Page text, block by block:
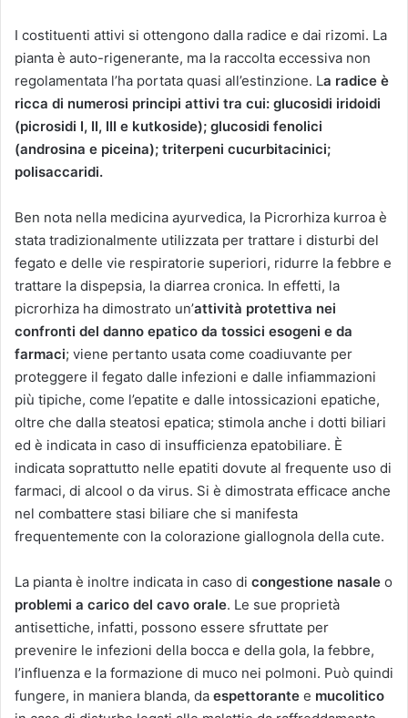
I costituenti attivi si ottengono dalla radice e dai rizomi. La
pianta è auto-rigenerante, ma la raccolta eccessiva non
regolamentata l’ha portata quasi all’estinzione. La radice è
ricca di numerosi principi attivi tra cui: glucosidi iridoidi
(picrosidi I, II, III e kutkoside); glucosidi fenolici
(androsina e piceina); triterpeni cucurbitacinici;
polisaccaridi.
Ben nota nella medicina ayurvedica, la Picrorhiza kurroa è
stata tradizionalmente utilizzata per trattare i disturbi del
fegato e delle vie respiratorie superiori, ridurre la febbre e
trattare la dispepsia, la diarrea cronica. In effetti, la
picrorhiza ha dimostrato un’attività protettiva nei
confronti del danno epatico da tossici esogeni e da
farmaci; viene pertanto usata come coadiuvante per
proteggere il fegato dalle infezioni e dalle infiammazioni
più tipiche, come l’epatite e dalle intossicazioni epatiche,
oltre che dalla steatosi epatica; stimola anche i dotti biliari
ed è indicata in caso di insufficienza epatobiliare. È
indicata soprattutto nelle epatiti dovute al frequente uso di
farmaci, di alcool o da virus. Si è dimostrata efficace anche
nel combattere stasi biliare che si manifesta
frequentemente con la colorazione giallognola della cute.
La pianta è inoltre indicata in caso di congestione nasale o
problemi a carico del cavo orale. Le sue proprietà
antisettiche, infatti, possono essere sfruttate per
prevenire le infezioni della bocca e della gola, la febbre,
l’influenza e la formazione di muco nei polmoni. Può quindi
fungere, in maniera blanda, da espettorante e mucolitico